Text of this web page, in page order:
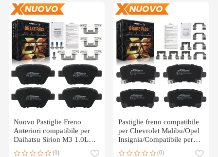
Nuovo Pastiglie Freno
Anteriori compatibile per
Daihatsu Sirion M3 1.0L-
(0)
Pastiglie freno compatibile
per Chevrolet Malibu/Opel
Insignia/Compatibile per
(0)